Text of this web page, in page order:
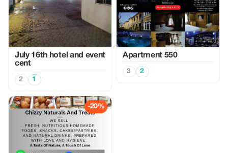
July 16th hotel and event
cent
2 1
Apartment 550
3 2
-20%